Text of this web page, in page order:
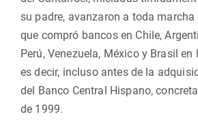
su padre, avanzaron a toda marcha
que compró bancos en Chile,
Perú, Venezuela, México y Brasil
es decir, incluso antes de la
del Banco Central Hispano,
de 1999.